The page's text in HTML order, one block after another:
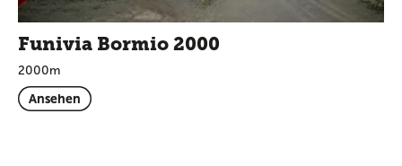
Funivia Bormio 2000
2000m
Ansehen